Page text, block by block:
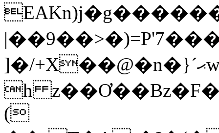
]�/+X��@�n�}ˊޙw:��W4m&�{��
h
(